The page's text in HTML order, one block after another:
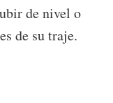
de nivel o
de su traje.